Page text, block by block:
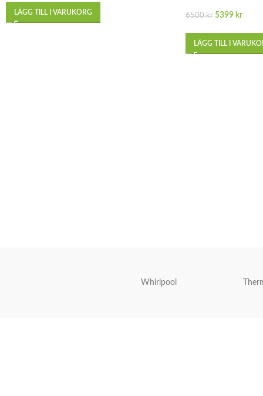
LÄGG TILL I VARUKORG 6500kr 5399 kr
LÄGG TILL I
Whirlpool